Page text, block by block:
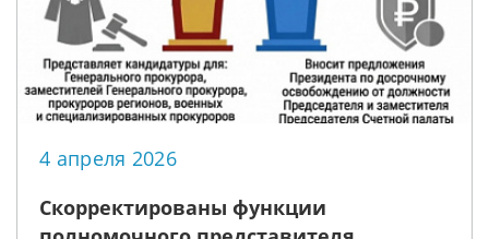
4 апреля 2026
Скорректированы функции